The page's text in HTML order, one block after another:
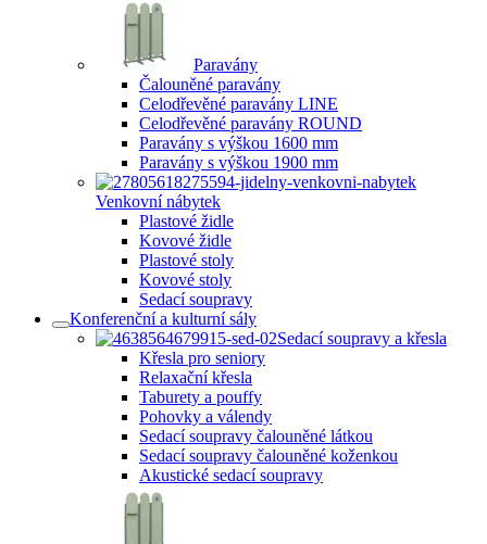
Paravány
Čalouněné paravány
Celodřevěné paravány LINE
Celodřevěné paravány ROUND
Paravány s výškou 1600 mm
Paravány s výškou 1900 mm
Venkovní nábytek
Plastové židle
Kovové židle
Plastové stoly
Kovové stoly
Sedací soupravy
Konferenční a kulturní sály
Sedací soupravy a křesla
Křesla pro seniory
Relaxační křesla
Taburety a pouffy
Pohovky a válendy
Sedací soupravy čalouněné látkou
Sedací soupravy čalouněné koženkou
Akustické sedací soupravy